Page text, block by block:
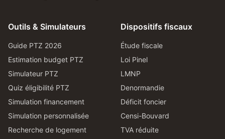
Outils & Simulateurs
Guide PTZ 2026
Estimation budget PTZ
Simulateur PTZ
Quiz éligibilité PTZ
Simulation financement
Simulation personnalisée
Recherche de logement
Dispositifs fiscaux
Étude fiscale
Loi Pinel
LMNP
Denormandie
Déficit foncier
Censi-Bouvard
TVA réduite